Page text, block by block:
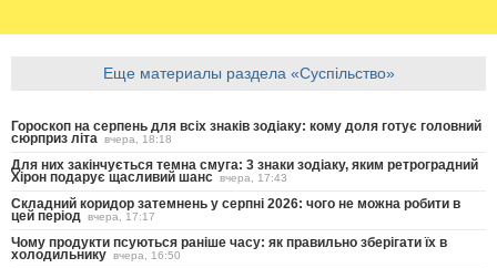
Еще материалы раздела «Суспільство»
Гороскоп на серпень для всіх знаків зодіаку: кому доля готує головний
сюрприз літа вчера, 18:18
Для них закінчується темна смуга: 3 знаки зодіаку, яким ретроградний
Хірон подарує щасливий шанс вчера, 17:43
Складний коридор затемнень у серпні 2026: чого не можна робити в
цей період вчера, 17:17
Чому продукти псуються раніше часу: як правильно зберігати їх в
холодильнику вчера, 16:50